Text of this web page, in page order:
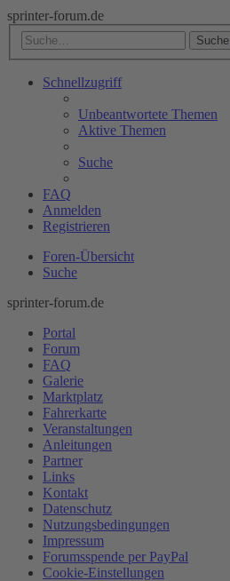
sprinter-forum.de
Suche
Schnellzugriff
Unbeantwortete Themen
Aktive Themen
Suche
FAQ
Anmelden
Registrieren
Foren-Übersicht
Suche
sprinter-forum.de
Portal
Forum
FAQ
Galerie
Marktplatz
Fahrerkarte
Veranstaltungen
Anleitungen
Partner
Links
Kontakt
Datenschutz
Nutzungsbedingungen
Impressum
Forumsspende per PayPal
Cookie-Einstellungen